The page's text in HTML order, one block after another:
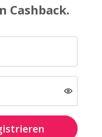
Cashback.